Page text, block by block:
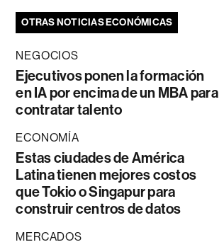
OTRAS NOTICIAS ECONÓMICAS
NEGOCIOS
Ejecutivos ponen la formación
en IA por encima de un MBA para
contratar talento
ECONOMÍA
Estas ciudades de América
Latina tienen mejores costos
que Tokio o Singapur para
construir centros de datos
MERCADOS